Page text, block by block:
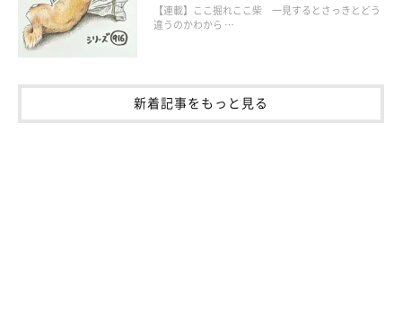
【連載】ここ掘れここ柴 一見するとさっきとどう
違うのかわから …
新着記事をもっと見る